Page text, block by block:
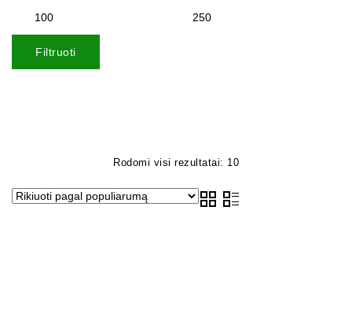
Rodomi visi rezultatai: 10
Filtruoti